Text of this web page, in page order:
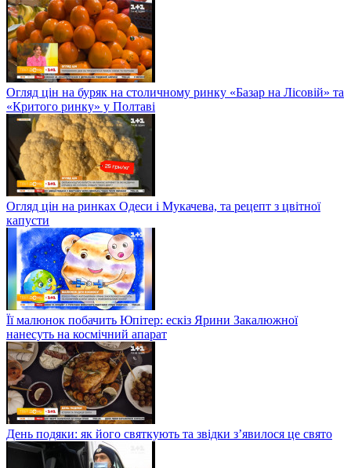
Огляд цін на буряк на столичному ринку «Базар на Лісовій» та
«Критого ринку» у Полтаві
Огляд цін на ринках Одеси і Мукачева, та рецепт з цвітної
капусти
Її малюнок побачить Юпітер: ескіз Ярини Закалюжної
нанесуть на космічний апарат
День подяки: як його святкують та звідки з’явилося це свято